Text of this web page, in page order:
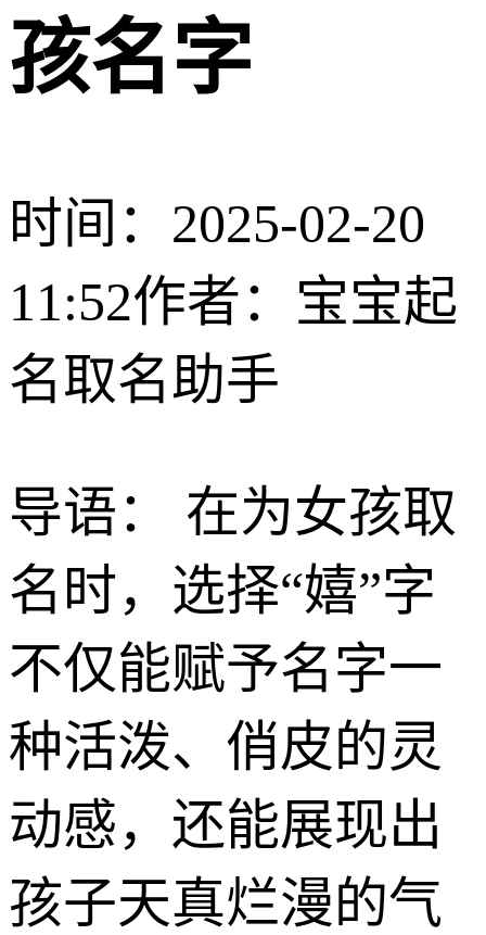
孩名字
时间：2025-02-20
11:52作者：宝宝起
名取名助手
导语： 在为女孩取
名时，选择“嬉”字
不仅能赋予名字一
种活泼、俏皮的灵
动感，还能展现出
孩子天真烂漫的气